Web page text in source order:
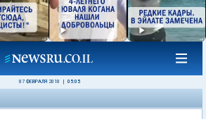
07 ФЕВРАЛЯ 2010 05:05